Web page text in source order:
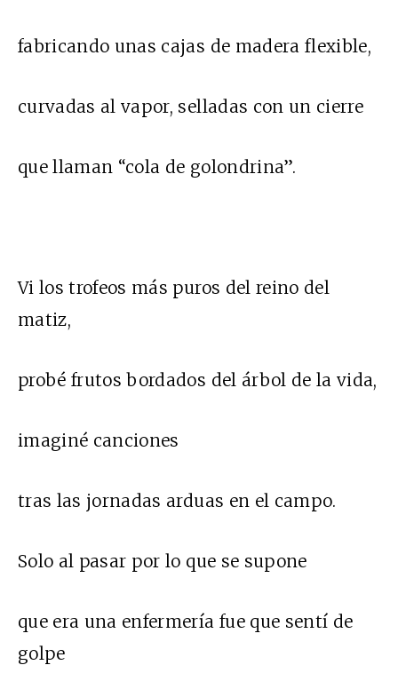
fabricando unas cajas de madera flexible,
curvadas al vapor, selladas con un cierre
que llaman “cola de golondrina”.
Vi los trofeos más puros del reino del
matiz,
probé frutos bordados del árbol de la vida,
imaginé canciones
tras las jornadas arduas en el campo.
Solo al pasar por lo que se supone
que era una enfermería fue que sentí de
golpe